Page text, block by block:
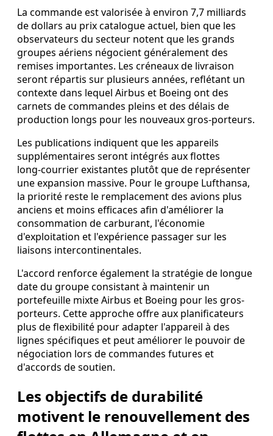
La commande est valorisée à environ 7,7 milliards
de dollars au prix catalogue actuel, bien que les
observateurs du secteur notent que les grands
groupes aériens négocient généralement des
remises importantes. Les créneaux de livraison
seront répartis sur plusieurs années, reflétant un
contexte dans lequel Airbus et Boeing ont des
carnets de commandes pleins et des délais de
production longs pour les nouveaux gros-porteurs.
Les publications indiquent que les appareils
supplémentaires seront intégrés aux flottes
long‑courrier existantes plutôt que de représenter
une expansion massive. Pour le groupe Lufthansa,
la priorité reste le remplacement des avions plus
anciens et moins efficaces afin d'améliorer la
consommation de carburant, l'économie
d'exploitation et l'expérience passager sur les
liaisons intercontinentales.
L'accord renforce également la stratégie de longue
date du groupe consistant à maintenir un
portefeuille mixte Airbus et Boeing pour les gros-
porteurs. Cette approche offre aux planificateurs
plus de flexibilité pour adapter l'appareil à des
lignes spécifiques et peut améliorer le pouvoir de
négociation lors de commandes futures et
d'accords de soutien.
Les objectifs de durabilité
motivent le renouvellement des